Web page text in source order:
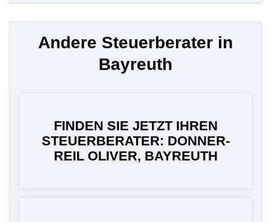
Andere Steuerberater in
Bayreuth
FINDEN SIE JETZT IHREN
STEUERBERATER: DONNER-
REIL OLIVER, BAYREUTH